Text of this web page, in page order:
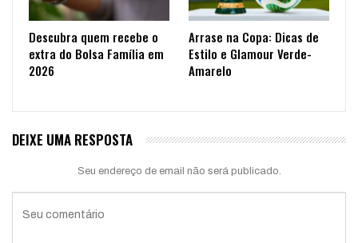
Descubra quem recebe o
extra do Bolsa Família em
2026
Arrase na Copa: Dicas de
Estilo e Glamour Verde-
Amarelo
DEIXE UMA RESPOSTA
Seu endereço de email não será publicado.